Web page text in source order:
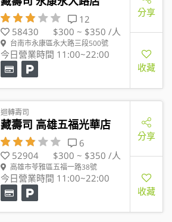
12
58430
$300 ~ $350 /人
台南市永康區永大路三段500號
今日營業時間 11:00~22:00
分享
收藏
迴轉壽司
藏壽司 高雄五福光華店
6
52904
$300 ~ $350 /人
高雄市苓雅區五福一路38號
今日營業時間 11:00~22:00
分享
收藏